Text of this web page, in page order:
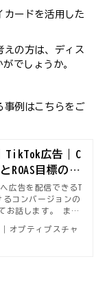
カードを活用した
えの方は、ディス
でしょうか。
事例はこちらをご
TikTok広告｜C
ROAS目標の入
広告を配信できるT
コンバージョンの
お話します。 ま
（広告費用対効果）
事例も紹介します。
｜オプティプスチャ